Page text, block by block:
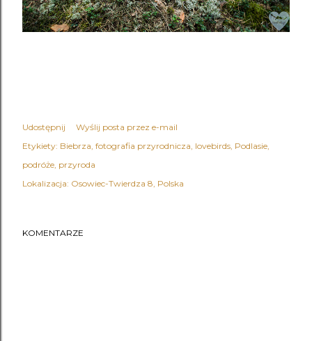
Udostępnij
Wyślij posta przez e-mail
Etykiety: Biebrza fotografia przyrodnicza lovebirds Podlasie
podróże przyroda
Lokalizacja: Osowiec-Twierdza 8, Polska
KOMENTARZE